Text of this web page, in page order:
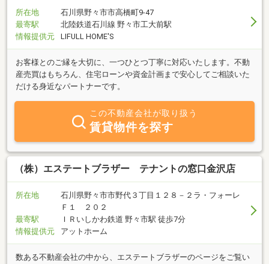
所在地
石川県野々市市高橋町9-47
最寄駅
北陸鉄道石川線 野々市工大前駅
情報提供元
LIFULL HOME'S
お客様とのご縁を大切に、一つひとつ丁寧に対応いたします。不動
産売買はもちろん、住宅ローンや資金計画まで安心してご相談いた
だける身近なパートナーです。
この不動産会社が取り扱う
賃貸物件を探す
（株）エステートブラザー テナントの窓口金沢店
所在地
石川県野々市市野代３丁目１２８－２ラ・フォーレ
Ｆ１ ２０２
最寄駅
ＩＲいしかわ鉄道 野々市駅 徒歩7分
情報提供元
アットホーム
数ある不動産会社の中から、エステートブラザーのページをご覧い